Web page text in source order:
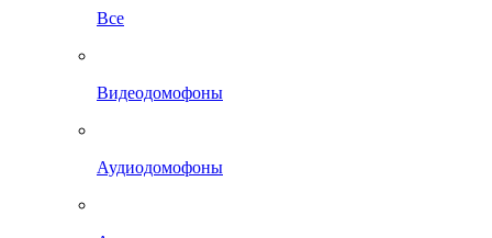
Все
Видеодомофоны
Аудиодомофоны